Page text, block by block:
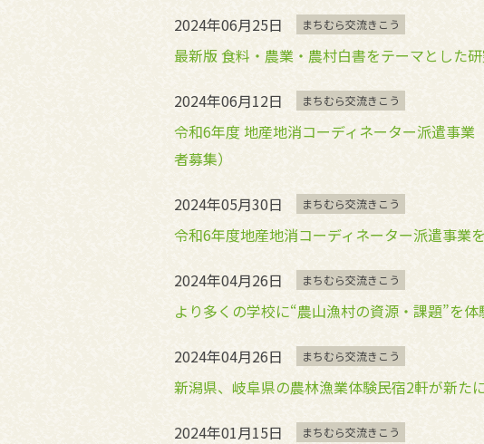
2024年06月25日 まちむら交流きこう
最新版 食料・農業・農村白書をテーマとした
2024年06月12日 まちむら交流きこう
令和6年度 地産地消コーディネーター派遣事
者募集）
2024年05月30日 まちむら交流きこう
令和6年度地産地消コーディネーター派遣事業
2024年04月26日 まちむら交流きこう
より多くの学校に“農山漁村の資源・課題”を
2024年04月26日 まちむら交流きこう
新潟県、岐阜県の農林漁業体験民宿2軒が新た
2024年01月15日 まちむら交流きこう